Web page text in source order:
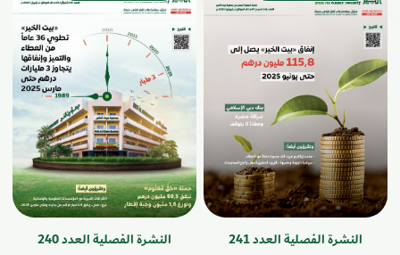
النشرة الفصلية العدد 241 النشرة الفصلية العدد 240